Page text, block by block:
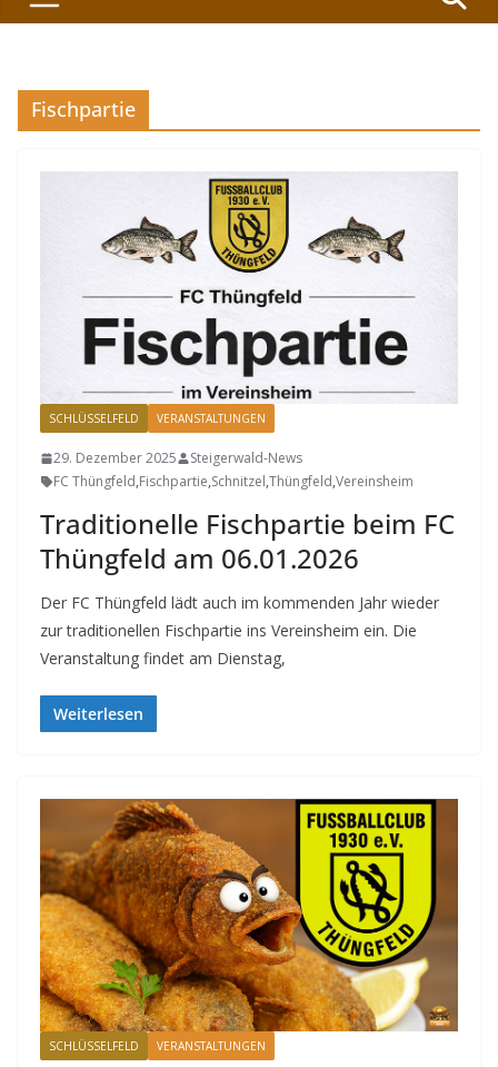
Fischpartie
SCHLÜSSELFELD VERANSTALTUNGEN
29. Dezember 2025
Steigerwald-News
FC Thüngfeld,Fischpartie,Schnitzel,Thüngfeld,Vereinsheim
Traditionelle Fischpartie beim FC
Thüngfeld am 06.01.2026
Der FC Thüngfeld lädt auch im kommenden Jahr wieder
zur traditionellen Fischpartie ins Vereinsheim ein. Die
Veranstaltung findet am Dienstag,
Weiterlesen
SCHLÜSSELFELD VERANSTALTUNGEN